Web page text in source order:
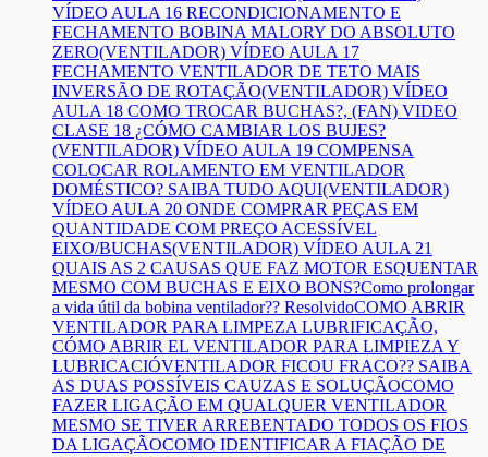
VÍDEO AULA 16 RECONDICIONAMENTO E
FECHAMENTO BOBINA MALORY DO ABSOLUTO
ZERO(VENTILADOR) VÍDEO AULA 17
FECHAMENTO VENTILADOR DE TETO MAIS
INVERSÃO DE ROTAÇÃO(VENTILADOR) VÍDEO
AULA 18 COMO TROCAR BUCHAS?, (FAN) VIDEO
CLASE 18 ¿CÓMO CAMBIAR LOS BUJES?
(VENTILADOR) VÍDEO AULA 19 COMPENSA
COLOCAR ROLAMENTO EM VENTILADOR
DOMÉSTICO? SAIBA TUDO AQUI(VENTILADOR)
VÍDEO AULA 20 ONDE COMPRAR PEÇAS EM
QUANTIDADE COM PREÇO ACESSÍVEL
EIXO/BUCHAS(VENTILADOR) VÍDEO AULA 21
QUAIS AS 2 CAUSAS QUE FAZ MOTOR ESQUENTAR
MESMO COM BUCHAS E EIXO BONS?Como prolongar
a vida útil da bobina ventilador?? ResolvidoCOMO ABRIR
VENTILADOR PARA LIMPEZA LUBRIFICAÇÃO,
CÓMO ABRIR EL VENTILADOR PARA LIMPIEZA Y
LUBRICACIÓVENTILADOR FICOU FRACO?? SAIBA
AS DUAS POSSÍVEIS CAUZAS E SOLUÇÃOCOMO
FAZER LIGAÇÃO EM QUALQUER VENTILADOR
MESMO SE TIVER ARREBENTADO TODOS OS FIOS
DA LIGAÇÃOCOMO IDENTIFICAR A FIAÇÃO DE